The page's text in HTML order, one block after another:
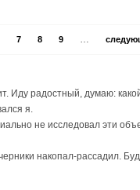
7 8 9
Иду радостный, думаю:
я.
не исследовал эти
накопал-рассадил.